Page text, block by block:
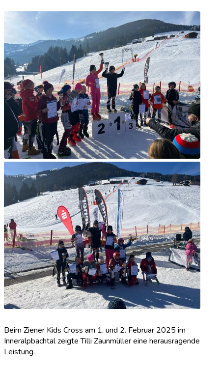
Beim Ziener Kids Cross am 1. und 2. Februar 2025 im
Inneralpbachtal zeigte Tilli Zaunmüller eine herausragende
Leistung.